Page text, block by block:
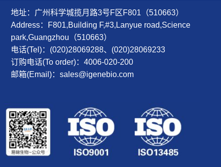
地址：广州科学城揽月路3号F区F801（510663）
Address：F801,Building F,#3,Lanyue road,Science
park,Guangzhou（510663）
电话(Tel)：(020)28069288、(020)28069233
订购电话(To order)：4006-020-200
邮箱(Email)：sales@igenebio.com